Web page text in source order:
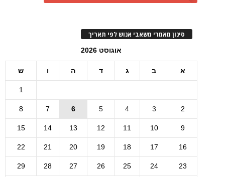
סינון מאמרי משאבי אנוש לפי תאריך
אוגוסט 2026
א ב ג ד ה ו ש
1
2
3
4
5
6
7
8
9
10
11
12
13
14
15
16
17
18
19
20
21
22
23
24
25
26
27
28
29